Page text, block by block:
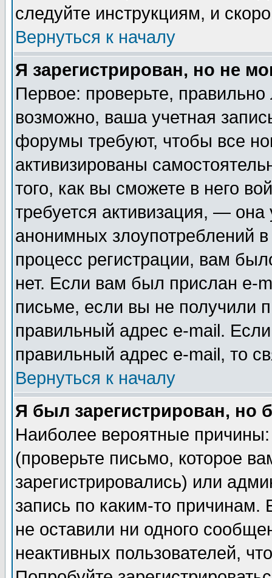
следуйте инструкциям, и
Вернуться к началу
Я зарегистрирован, но не
Первое: проверьте,
возможно, ваша учетная
форумы требуют, чтобы все
активизированы
того, как вы сможете в него
требуется активизация, —
анонимных злоупотреблений
процесс регистрации, вам
нет. Если вам был прислан e-
письме, если вы не получили
правильный адрес e-mail.
правильный адрес e-mail, то
Вернуться к началу
Я был зарегистрирован, но
Наиболее вероятные
(проверьте письмо, которое
зарегистрировались) или
запись по каким-то
не оставили ни одного
неактивных пользователей,